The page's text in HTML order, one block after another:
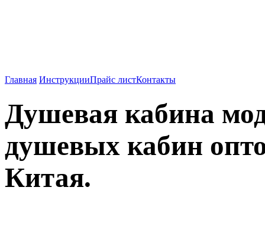
Главная ИнструкцииПрайс листКонтакты
Душевая кабина
душевых кабин
Китая.